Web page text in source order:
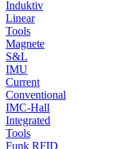
Induktiv
Linear
Tools
Magnete
S&L
IMU
Current
Conventional
IMC-Hall
Integrated
Tools
Funk RFID